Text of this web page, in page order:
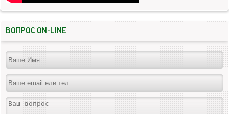
ВОПРОС ON-LINE